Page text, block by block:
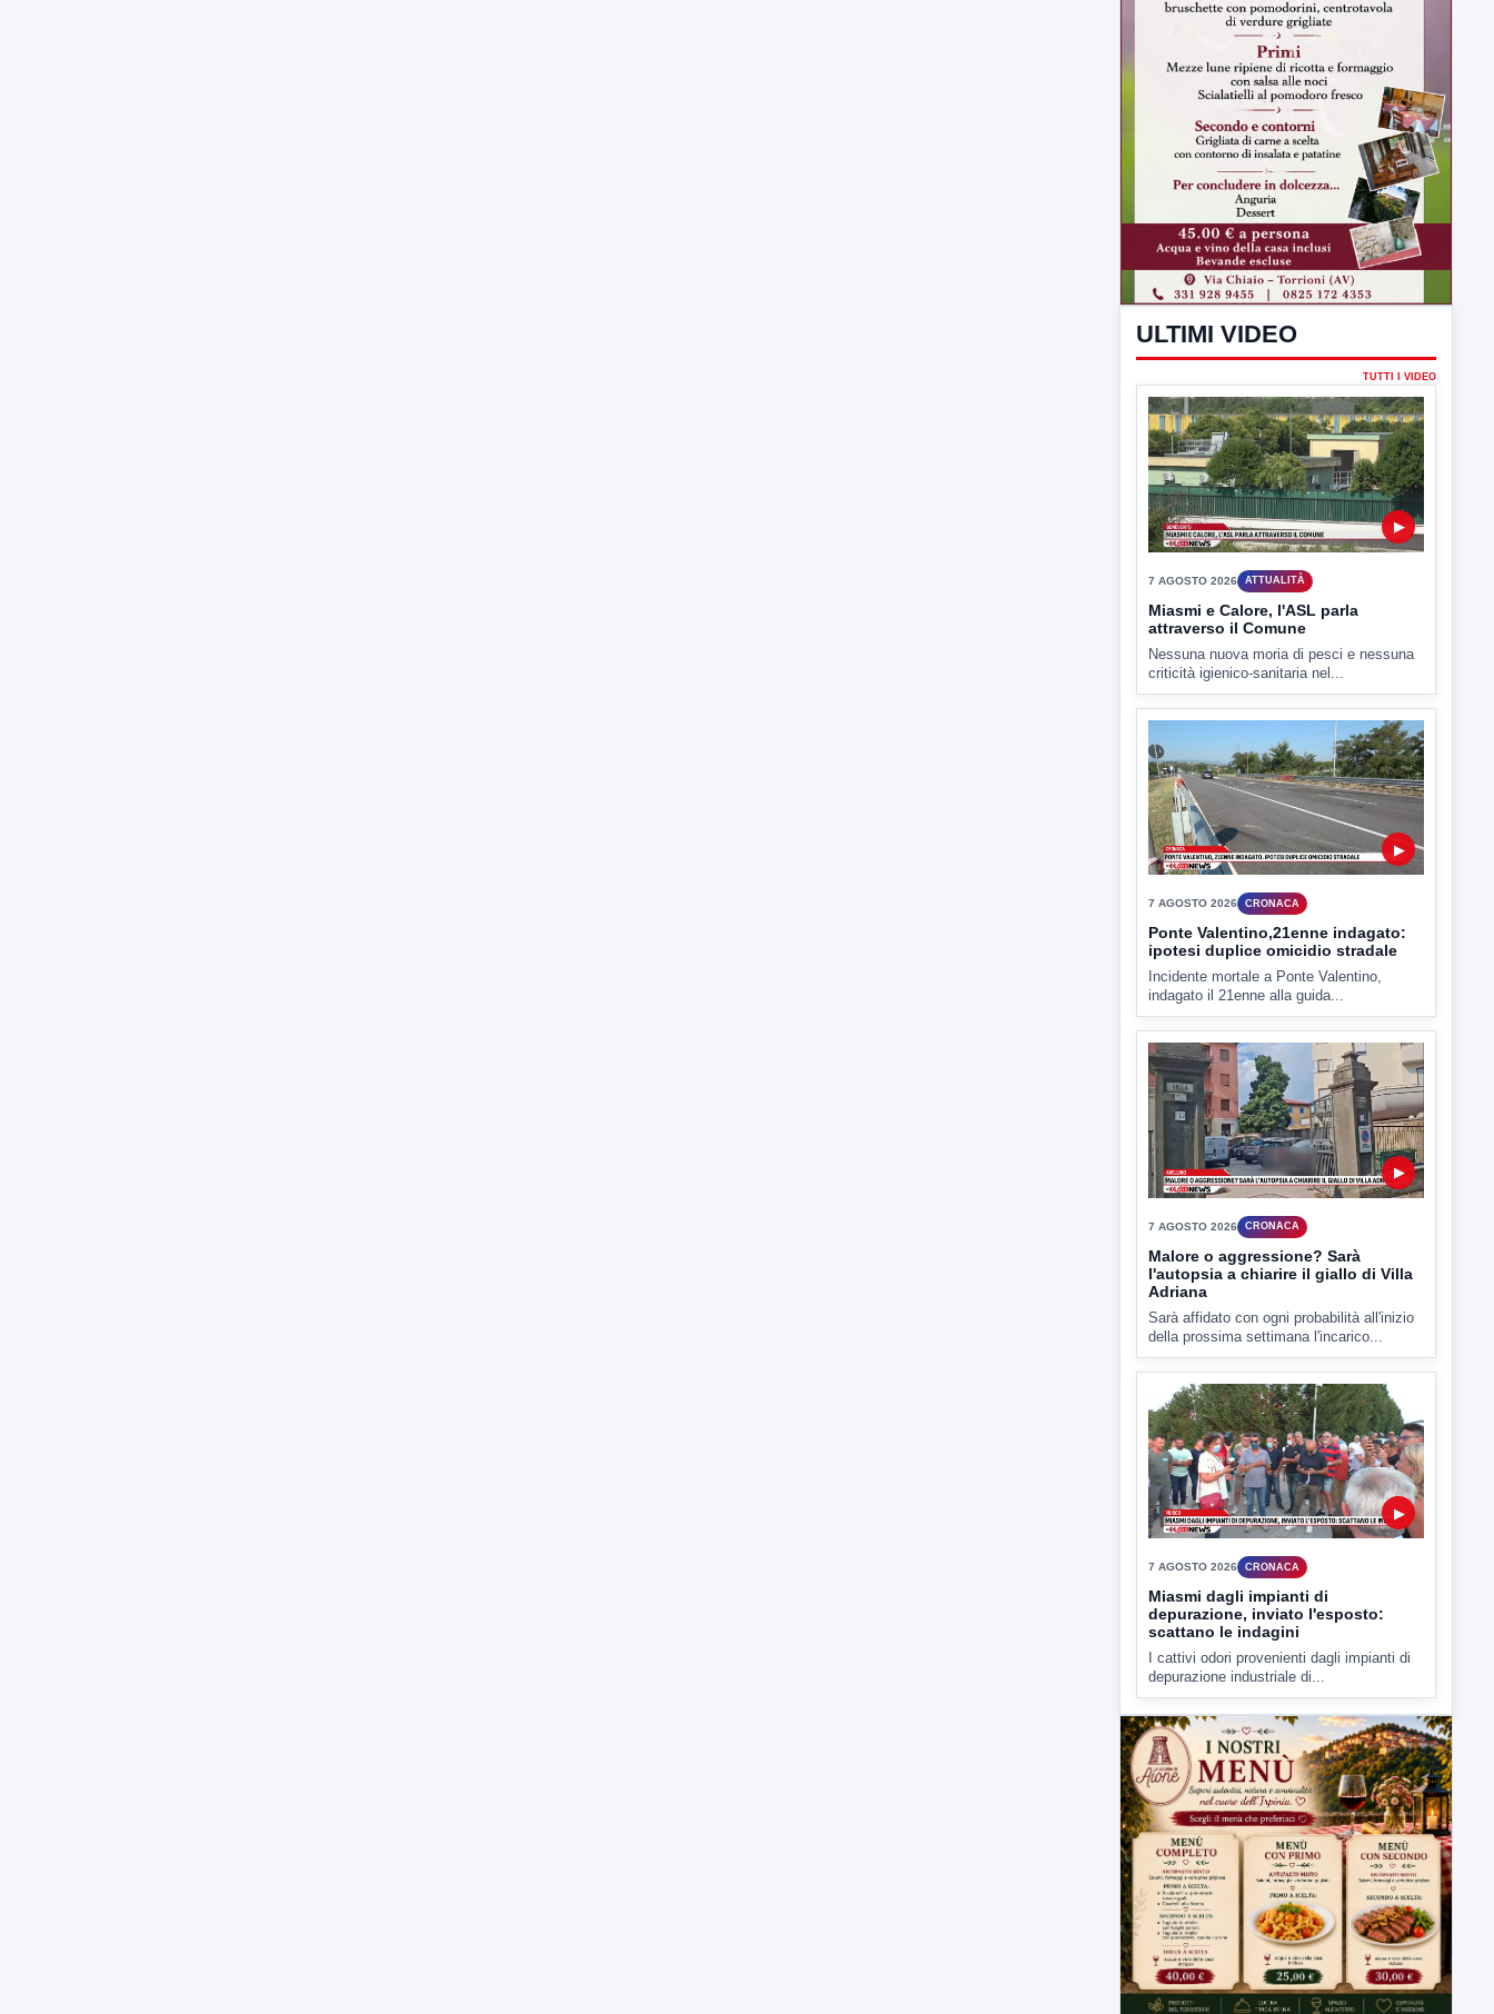
ULTIMI VIDEO
TUTTI I VIDEO
▶
7 AGOSTO 2026 ATTUALITÀ
Miasmi e Calore, l'ASL parla
attraverso il Comune
Nessuna nuova moria di pesci e nessuna
criticità igienico-sanitaria nel...
▶
7 AGOSTO 2026 CRONACA
Ponte Valentino,21enne indagato:
ipotesi duplice omicidio stradale
Incidente mortale a Ponte Valentino,
indagato il 21enne alla guida...
▶
7 AGOSTO 2026 CRONACA
Malore o aggressione? Sarà
l'autopsia a chiarire il giallo di Villa
Adriana
Sarà affidato con ogni probabilità all'inizio
della prossima settimana l'incarico...
▶
7 AGOSTO 2026 CRONACA
Miasmi dagli impianti di
depurazione, inviato l'esposto:
scattano le indagini
I cattivi odori provenienti dagli impianti di
depurazione industriale di...